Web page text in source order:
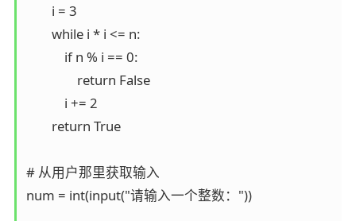
        i = 3
        while i * i <= n:
            if n % i == 0:
                return False
            i += 2
        return True
# 从用户那里获取输入
num = int(input("请输入一个整数："))